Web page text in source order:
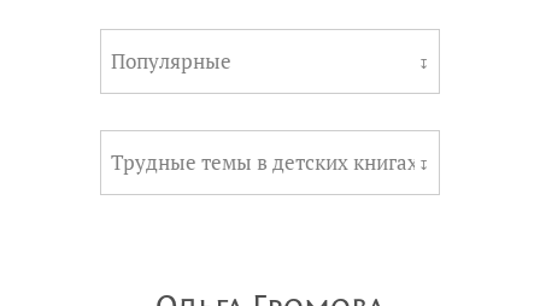
Популярные ↧
Трудные темы в детских книгах ↧